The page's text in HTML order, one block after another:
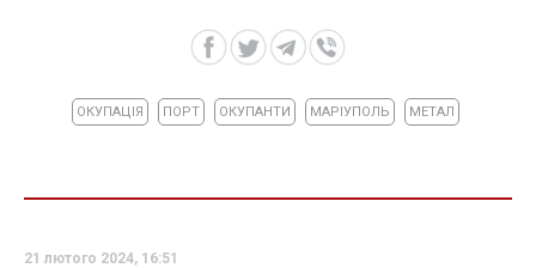
ОКУПАЦІЯ ПОРТ ОКУПАНТИ МАРІУПОЛЬ МЕТАЛ
21 лютого 2024, 16:51